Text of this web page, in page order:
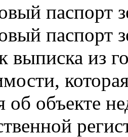
паспорт
паспорт
выписка из
об объекте